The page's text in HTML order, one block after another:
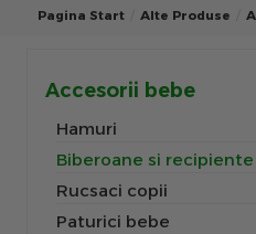
Pagina Start Alte Produse
Accesorii bebe
Hamuri
Biberoane si
Rucsaci copii
Paturici bebe